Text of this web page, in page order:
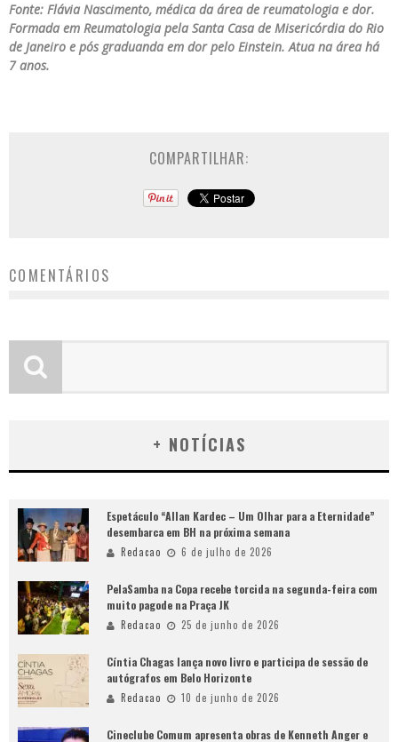
Fonte: Flávia Nascimento, médica da área de reumatologia e dor.
Formada em Reumatologia pela Santa Casa de Misericórdia do Rio
de Janeiro e pós graduanda em dor pelo Einstein. Atua na área há
7 anos.
COMPARTILHAR:
COMENTÁRIOS
+ NOTÍCIAS
Espetáculo “Allan Kardec – Um Olhar para a Eternidade”
desembarca em BH na próxima semana
Redacao 6 de julho de 2026
PelaSamba na Copa recebe torcida na segunda-feira com
muito pagode na Praça JK
Redacao 25 de junho de 2026
Cíntia Chagas lança novo livro e participa de sessão de
autógrafos em Belo Horizonte
Redacao 10 de junho de 2026
Cineclube Comum apresenta obras de Kenneth Anger e